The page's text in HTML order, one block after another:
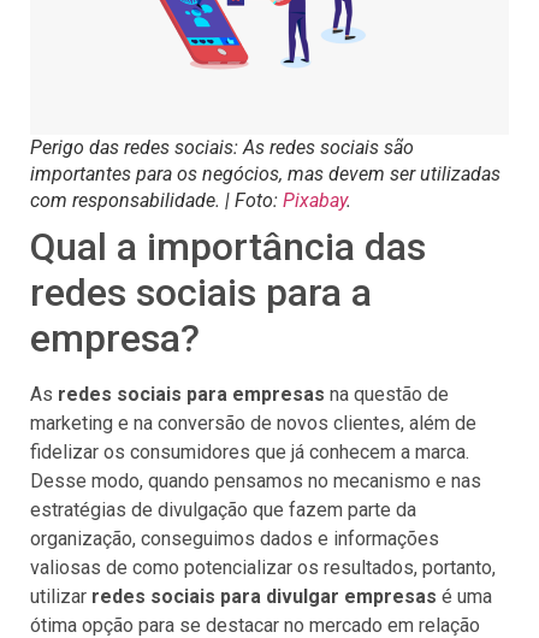
Perigo das redes sociais: As redes sociais são
importantes para os negócios, mas devem ser utilizadas
com responsabilidade. | Foto: Pixabay.
Qual a importância das
redes sociais para a
empresa?
As redes sociais para empresas na questão de
marketing e na conversão de novos clientes, além de
fidelizar os consumidores que já conhecem a marca.
Desse modo, quando pensamos no mecanismo e nas
estratégias de divulgação que fazem parte da
organização, conseguimos dados e informações
valiosas de como potencializar os resultados, portanto,
utilizar redes sociais para divulgar empresas é uma
ótima opção para se destacar no mercado em relação